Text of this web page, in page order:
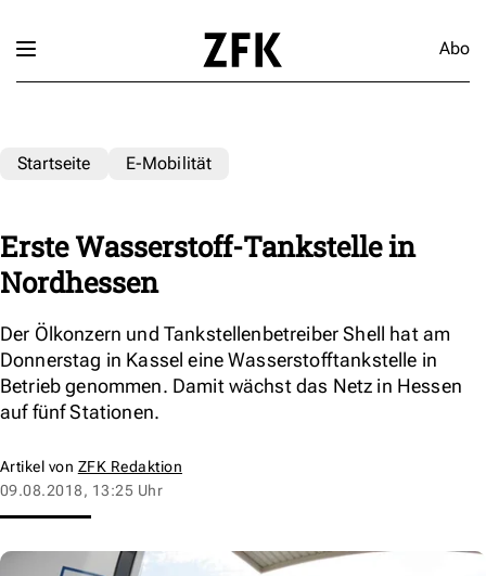
Abo
Startseite E-Mobilität
Erste Wasserstoff-Tankstelle in
Nordhessen
Der Ölkonzern und Tankstellenbetreiber Shell hat am
Donnerstag in Kassel eine Wasserstofftankstelle in
Betrieb genommen. Damit wächst das Netz in Hessen
auf fünf Stationen.
Artikel von ZFK Redaktion
09.08.2018, 13:25 Uhr